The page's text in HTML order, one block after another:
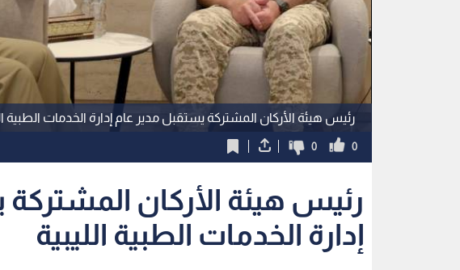
رئيس هيئة الأركان المشتركة يستقبل مدير عام إدارة الخدمات الطبية
0
0
رئيس هيئة الأركان
إدارة الخدمات الطبية الليبية